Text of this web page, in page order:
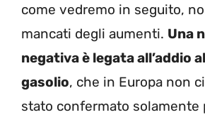
come vedremo in seguito,
mancati degli aumenti. Una
negativa è legata all’addio
gasolio, che in Europa non
stato confermato solamente